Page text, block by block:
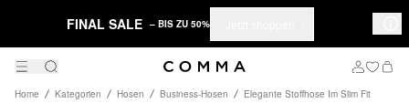
FINAL SALE – BIS ZU 50%
Home Kategorien Hosen Business-Hosen Elegante Stoffhose Im Slim Fit